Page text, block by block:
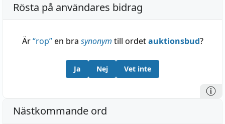
Rösta på användares bidrag
Är“rop”en bra synonym till ordetauktionsbud?
Ja Nej Vet inte
Nästkommande ord